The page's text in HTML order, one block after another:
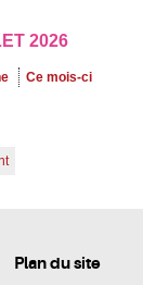
2026
Ce mois-ci
Plan du site